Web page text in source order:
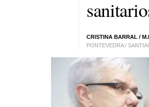
CRISTINA BARRAL /
PONTEVEDRA /